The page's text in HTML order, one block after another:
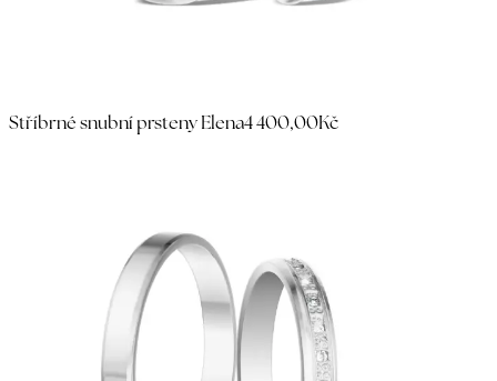
Stříbrné snubní prsteny Elena4 400,00Kč